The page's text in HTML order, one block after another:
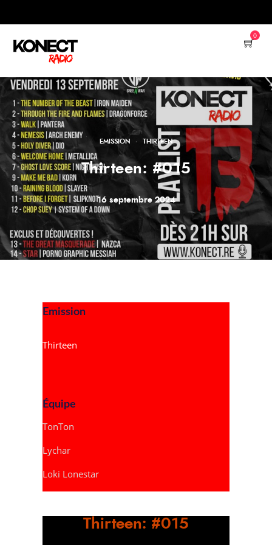
0
EMISSION · THIRTEEN
Thirteen: #015
16 septembre 2024
Emission
Thirteen
Équipe
TonTon
Lychar
Loki Lonestar
Thirteen: #015